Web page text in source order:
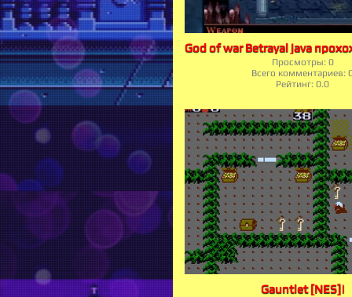
Просмотры: 0
Всего комментариев:
Рейтинг: 0.0
Gauntlet [NES]|